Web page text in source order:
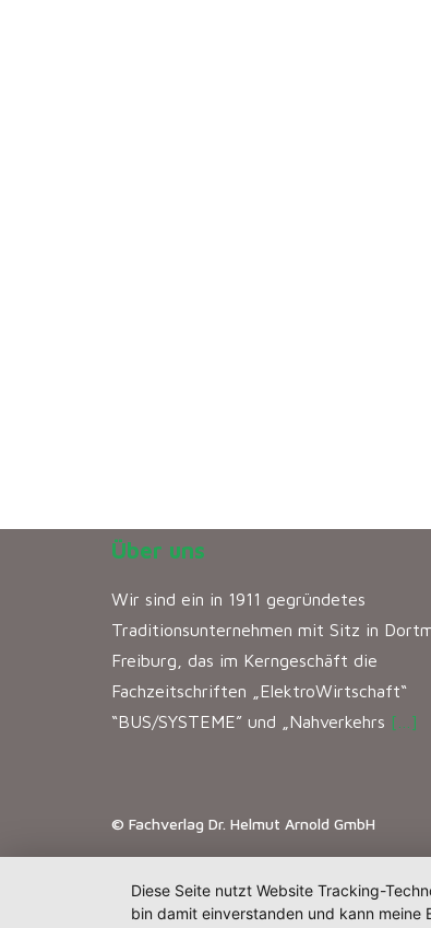
Über uns
Wir sind ein in 1911 gegründetes
Traditionsunternehmen mit Sitz in
Freiburg, das im Kerngeschäft die
Fachzeitschriften „ElektroWirtschaft“
“BUS/SYSTEME” und „Nahverkehrs […]
© Fachverlag Dr. Helmut Arnold GmbH
Diese Seite nutzt Website Tracking-
bin damit einverstanden und kann